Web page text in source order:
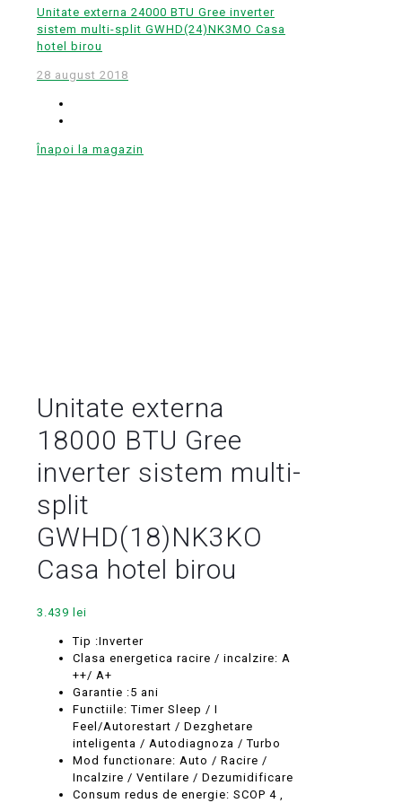
Unitate externa 24000 BTU Gree inverter
sistem multi-split GWHD(24)NK3MO Casa
hotel birou
28 august 2018
Înapoi la magazin
Unitate externa
18000 BTU Gree
inverter sistem multi-
split
GWHD(18)NK3KO
Casa hotel birou
3.439 lei
Tip :Inverter
Clasa energetica racire / incalzire: A
++/ A+
Garantie :5 ani
Functiile: Timer Sleep / I
Feel/Autorestart / Dezghetare
inteligenta / Autodiagnoza / Turbo
Mod functionare: Auto / Racire /
Incalzire / Ventilare / Dezumidificare
Consum redus de energie: SCOP 4 ,